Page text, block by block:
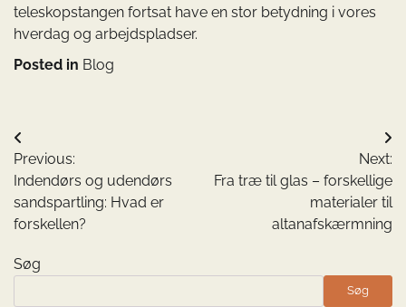
teleskopstangen fortsat have en stor betydning i vores
hverdag og arbejdspladser.
Posted in Blog
Indlægsnavigation
Previous:
Indendørs og udendørs
sandspartling: Hvad er
forskellen?
Next:
Fra træ til glas – forskellige
materialer til
altanafskærmning
Søg
Søg